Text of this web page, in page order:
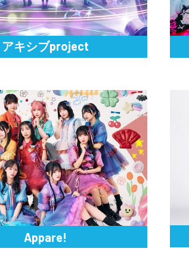
アキシブproject
Appare!